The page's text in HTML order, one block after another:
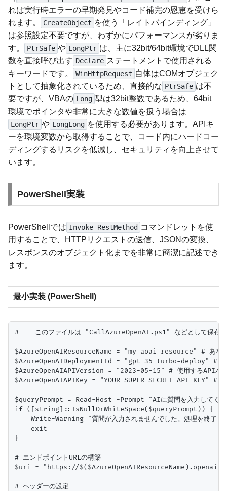
れは実行時エラーの早期発見やコード補完の恩恵を受けら
れます。
CreateObject を使う「レイトバインディング」
は参照設定不要ですが、わずかにパフォーマンスが劣りま
す。
PtrSafe や LongPtr は、主に32bit/64bit環境でDLL関
数を直接呼び出す Declare ステートメントで使用される
キーワードです。
WinHttpRequest 自体はCOMオブジェク
トとして抽象化されているため、直接的な PtrSafe は不
要ですが、VBAの Long 型は32bit整数であるため、64bit
環境でポインタや非常に大きな数値を扱う場合は
LongPtr や LongLong を使用する必要があります。APIキ
ーを環境変数から取得することで、コード内にハードコー
ディングするリスクを低減し、セキュリティを向上させて
います。
PowerShell実装
PowerShellでは Invoke-RestMethod コマンドレットを使
用することで、HTTPリクエストの送信、JSONの変換、
レスポンスのオブジェクト化までを非常に簡潔に記述でき
ます。
最小実装 (PowerShell)
#--- このファイルは "CallAzureOpenAI.ps1" などとして保
$AzureOpenAIResourceName = "my-aoai-resource" # あなた
$AzureOpenAIDeploymentId = "gpt-35-turbo-deploy" # あ
$AzureOpenAIAPIVersion = "2023-05-15" # 使用するAPIバー
$AzureOpenAIAPIKey = "YOUR_SUPER_SECRET_API_KEY" #
$queryPrompt = Read-Host -Prompt "AIに質問を入力してく
if ([string]::IsNullOrWhiteSpace($queryPrompt)) {
Write-Warning "質問が入力されませんでした。処理を終了し
    exit
}
# エンドポイントURLの構築
$uri = "https://
# ヘッダーの設定